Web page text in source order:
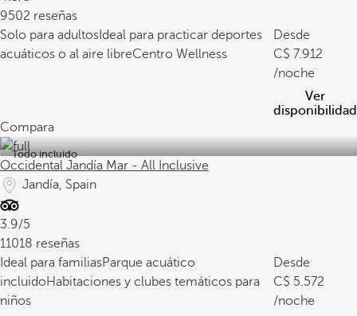
9502 reseñas
Solo para adultos Ideal para practicar deportes
acuáticos o al aire libreCentro Wellness
Desde
7.912
/noche
Ver
disponibilidad
Compara
Todo incluido
Occidental Jandía Mar - All Inclusive
Jandía, Spain
3.9/5
11018 reseñas
Ideal para familiasParque acuático
incluidoHabitaciones y clubes temáticos para
niños
Desde
5.572
/noche